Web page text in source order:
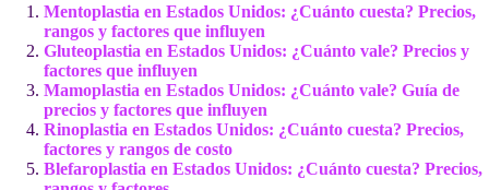
Mentoplastia en Estados Unidos: ¿Cuánto cuesta? Precios,
rangos y factores que influyen
Gluteoplastia en Estados Unidos: ¿Cuánto vale? Precios y
factores que influyen
Mamoplastia en Estados Unidos: ¿Cuánto vale? Guía de
precios y factores que influyen
Rinoplastia en Estados Unidos: ¿Cuánto cuesta? Precios,
factores y rangos de costo
Blefaroplastia en Estados Unidos: ¿Cuánto cuesta? Precios,